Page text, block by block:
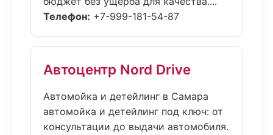
Телефон: +7-999-181-54-87
Автоцентр Nord Drive
Автомойка и детейлинг в Самара
автомойка и детейлинг под ключ: от
консультации до выдачи автомобиля.